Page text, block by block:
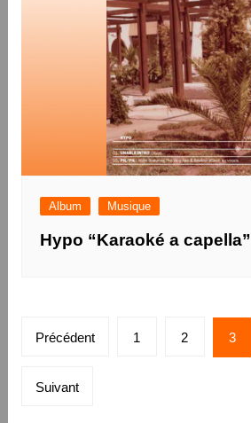
Album Musique
Hypo “Karaoké a capella”
Pagination
publications
Précédent 1 2 3
Suivant